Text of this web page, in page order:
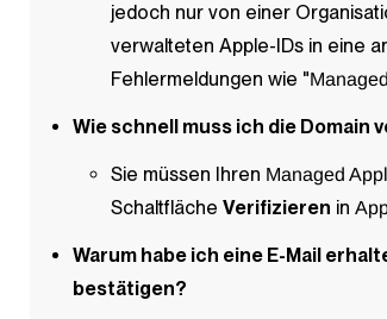
jedoch nur von einer
verwalteten Apple-IDs in eine
Fehlermeldungen wie "
Wie schnell muss ich die Domain
Sie müssen Ihren Managed
Schaltfläche Verifizieren in
Warum habe ich eine E-Mail
bestätigen?